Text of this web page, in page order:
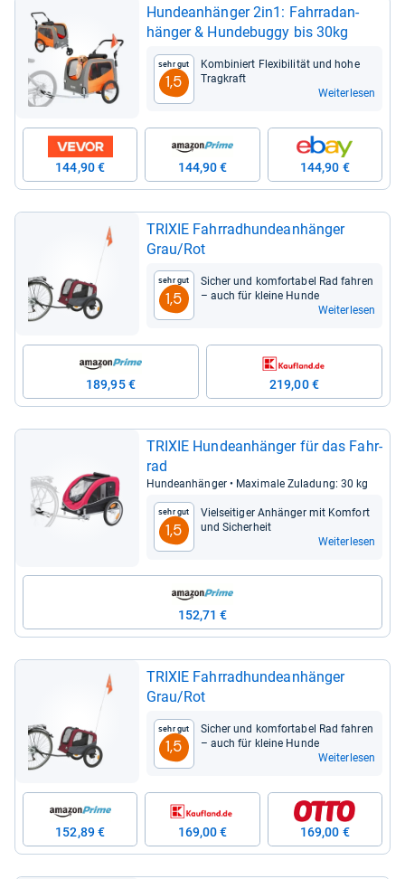
Hun­de­an­hän­ger 2in1: Fahr­rad­an­
hän­ger & Hun­de­buggy bis 30kg
Sehr gut
1,5
Kom­bi­niert Fle­xi­bi­li­tät und hohe
Trag­kraft
Weiterlesen
144,90 € 144,90 € 144,90 €
TRI­XIE Fahr­rad­hun­de­an­hän­ger
Grau/Rot
Sehr gut
1,5
Sicher und kom­for­ta­bel Rad fah­ren
– auch für kleine Hunde
Weiterlesen
189,95 € 219,00 €
TRI­XIE Hun­de­an­hän­ger für das Fahr­
rad
Hun­de­an­hän­ger • Maxi­male Zula­dung: 30 kg
Sehr gut
1,5
Viel­sei­ti­ger Anhän­ger mit Kom­fort
und Sicher­heit
Weiterlesen
152,71 €
TRI­XIE Fahr­rad­hun­de­an­hän­ger
Grau/Rot
Sehr gut
1,5
Sicher und kom­for­ta­bel Rad fah­ren
– auch für kleine Hunde
Weiterlesen
152,89 € 169,00 € 169,00 €